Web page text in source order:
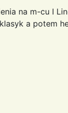
na m-cu I
a potem